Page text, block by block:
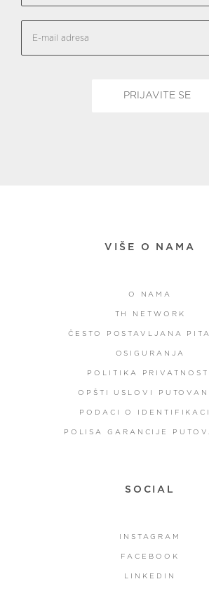
VIŠE O NAMA
O NAMA
TH NETWORK
ČESTO POSTAVLJANA
OSIGURANJA
POLITIKA PRIVATNOSTI
OPŠTI USLOVI
PODACI O
POLISA GARANCIJE
SOCIAL
INSTAGRAM
FACEBOOK
LINKEDIN